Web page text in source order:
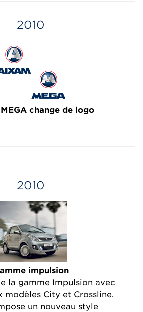
2010
change de logo
2010
impulsion
la gamme Impulsion avec
modèles City et Crossline.
un nouveau style